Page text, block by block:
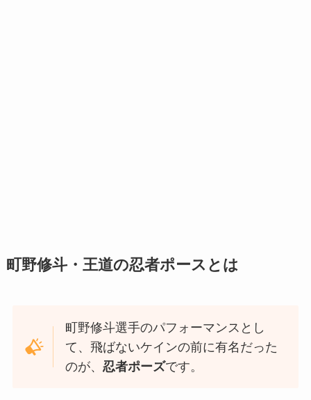
町野修斗・王道の忍者ポースとは
町野修斗選手のパフォーマンスとし
て、飛ばないケインの前に有名だった
のが、忍者ポーズです。